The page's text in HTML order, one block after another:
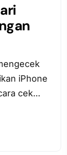
iPhone
cek...